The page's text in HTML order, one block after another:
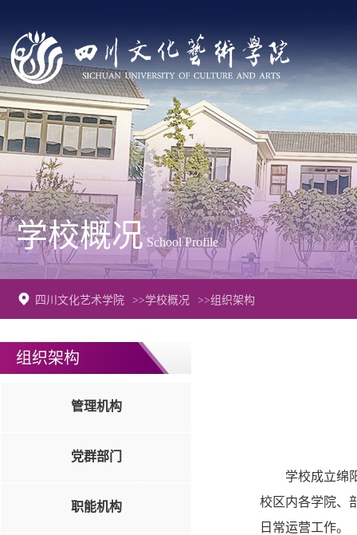
四川文化艺术学院 >>学校概况 >>组织架构
学校概况 School Profile
组织架构
管理机构
党群部门
职能机构
学校成立绵
校区内各学院、
日常运营工作。